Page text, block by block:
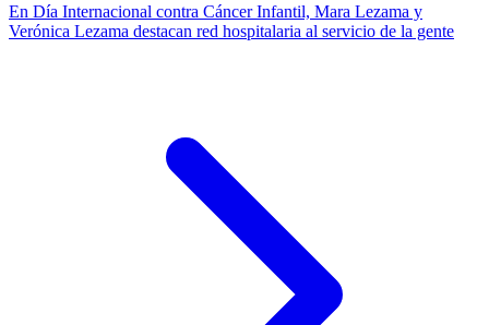
En Día Internacional contra Cáncer Infantil, Mara Lezama y
Verónica Lezama destacan red hospitalaria al servicio de la gente